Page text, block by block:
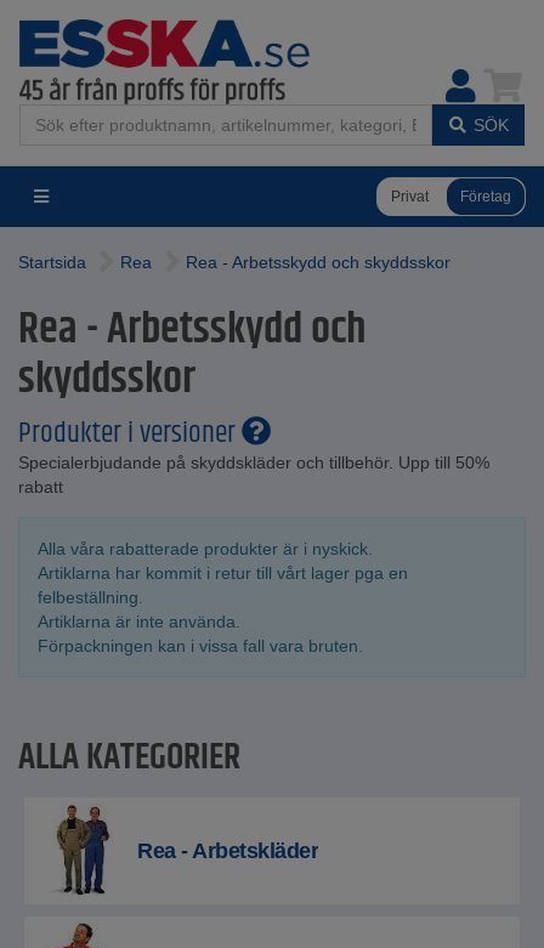
SÖK
Privat Företag
Startsida Rea Rea - Arbetsskydd och skyddsskor
Rea - Arbetsskydd och
skyddsskor
Produkter i versioner
Specialerbjudande på skyddskläder och tillbehör. Upp till 50%
rabatt
Alla våra rabatterade produkter är i nyskick.
Artiklarna har kommit i retur till vårt lager pga en
felbeställning.
Artiklarna är inte använda.
Förpackningen kan i vissa fall vara bruten.
ALLA KATEGORIER
Rea - Arbetskläder